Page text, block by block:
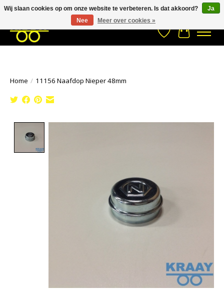
033- 2470 538 info@kraaybv.com Stuur een Whatsapp bericht
Verlanglijst
Home / 11156 Naafdop Nieper 48mm
Wij slaan cookies op om onze website te verbeteren. Is dat akkoord?
Ja
Nee
Meer over cookies »